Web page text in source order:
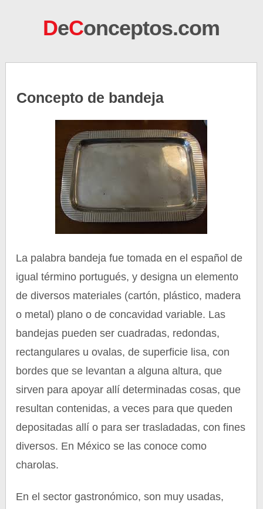
DeConceptos.com
Concepto de bandeja
La palabra bandeja fue tomada en el español de
igual término portugués, y designa un elemento
de diversos materiales (cartón, plástico, madera
o metal) plano o de concavidad variable. Las
bandejas pueden ser cuadradas, redondas,
rectangulares u ovalas, de superficie lisa, con
bordes que se levantan a alguna altura, que
sirven para apoyar allí determinadas cosas, que
resultan contenidas, a veces para que queden
depositadas allí o para ser trasladadas, con fines
diversos. En México se las conoce como
charolas.
En el sector gastronómico, son muy usadas,